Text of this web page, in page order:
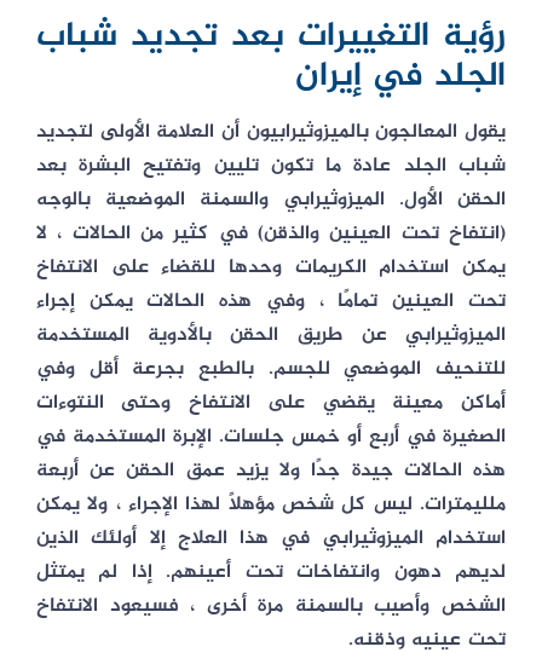
رؤية التغييرات بعد تجديد شباب
الجلد في إيران
يقول المعالجون بالميزوثيرابيون أن العلامة الأولى لتجديد
شباب الجلد عادة ما تكون تليين وتفتيح البشرة بعد
الحقن الأول. الميزوثيرابي والسمنة الموضعية بالوجه
(انتفاخ تحت العينين والذقن) في كثير من الحالات ، لا
يمكن استخدام الكريمات وحدها للقضاء على الانتفاخ
تحت العينين تمامًا ، وفي هذه الحالات يمكن إجراء
الميزوثيرابي عن طريق الحقن بالأدوية المستخدمة
للتنحيف الموضعي للجسم. بالطبع بجرعة أقل وفي
أماكن معينة يقضي على الانتفاخ وحتى النتوءات
الصغيرة في أربع أو خمس جلسات. الإبرة المستخدمة في
هذه الحالات جيدة جدًا ولا يزيد عمق الحقن عن أربعة
ملليمترات. ليس كل شخص مؤهلًا لهذا الإجراء ، ولا يمكن
استخدام الميزوثيرابي في هذا العلاج إلا أولئك الذين
لديهم دهون وانتفاخات تحت أعينهم. إذا لم يمتثل
الشخص وأصيب بالسمنة مرة أخرى ، فسيعود الانتفاخ
تحت عينيه وذقنه.